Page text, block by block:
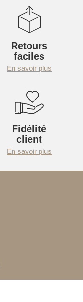
Retours
faciles
En savoir plus
Fidélité
client
En savoir plus